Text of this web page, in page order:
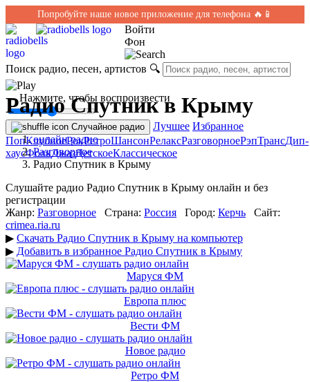
Попробуйте наше новое приложение для телефона 🔥📱
Войти
Фон
Поиск радио, песен, артистов 🔍
← Нажмите, чтобы воспроизвести
Случайное радио Лучшее Избранное
ПопКлубноеРокРетроШансонРелаксРазговорноеРэпТрансДип-
хаусФолкДжазДетскоеКлассическое
Радио Спутник в Крыму
онлайн радио
Разговорное
Радио Спутник в Крыму
Слушайте радио Радио Спутник в Крыму онлайн и без
регистрации
Жанр: Разговорное Страна: Россия Город: Керчь
Сайт:
crimea.ria.ru
▶ Скачать Радио Спутник в Крыму на компьютер
▶ Добавить в избранное Радио Спутник в Крыму
Маруся ФМ
Европа плюс
Вести ФМ
Новое радио
Ретро ФМ